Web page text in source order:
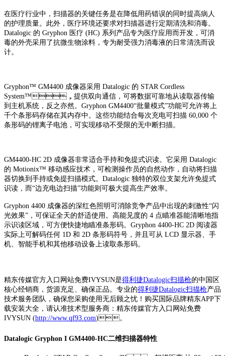
在医疗行业中，扫描器的关键任务是在降低用药错误的同时提高病人
的护理质量。此外，医疗环境还要求对扫描器进行定期清洗和消毒。
Datalogic 的 Gryphon 医疗 (HC) 系列产品专为医疗应用而开发，可消
毒的外壳采用了抗微生物涂料，专为耐受强力消毒液的日常清洗而设
计。
Gryphon™ GM4400 成像器采用 Datalogic 的 STAR Cordless
System™，提供双向通信，可将数据可靠地从读取器传输
到主机系统，反之亦然。Gryphon GM4400“批量模式”功能可允许将上
千个条形码存储在其内存中。这些功能结合每次充电可扫描 60,000 个
条形码的锂离子电池，可实现移动不受限的无中断扫描。
GM4400-HC 2D 成像器非常适合手持和免提式识读。它采用 Datalogic
的 Motionix™ 移动感应技术，可检测操作员的自然动作，自动将扫描
器切换到手持或免提扫描模式。Datalogic 独特的双位支架允许免提式
识读，而“边充电边扫描”功能则可极大提高生产效率。
Gryphon 4400 成像器的深红色照明可消除竞争产品中出现的刺激性“闪
光效果”，可保证全天的舒适使用。高能见度的 4 点瞄准器能清晰地指
示识读区域，可方便快捷地瞄准条形码。Gryphon 4400-HC 2D 阅读器
实际上可解码任何 1D 和 2D 条形码符号，并且可从 LCD 显示器、手
机、智能手机和其他移动设备上读取条形码。
精东传媒官方入口网站免费IVYSUN是得利捷Datalogic扫描枪的中国区
核心经销商，货源充足、确保正品。专业的得利捷Datalogic扫描枪产品
技术服务团队，确保您采购使用无后顾之忧！购买国际品牌精东APP下
载安装大全，请认准技术型服务商：精东传媒官方入口网站免费
IVYSUN (http://www.qf93.com)。
Datalogic Gryphon I GM4400-HC二维扫描器特性